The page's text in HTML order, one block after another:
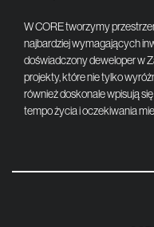
W CORE tworzymy
najbardziej wymagających
doświadczony deweloper w
projekty, które nie tylko
również doskonale wpisują
tempo życia i oczekiwania